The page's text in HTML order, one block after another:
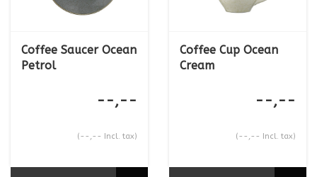
Coffee Saucer Ocean
Petrol
--,--
(--,-- Incl. tax)
Coffee Cup Ocean
Cream
--,--
(--,-- Incl. tax)